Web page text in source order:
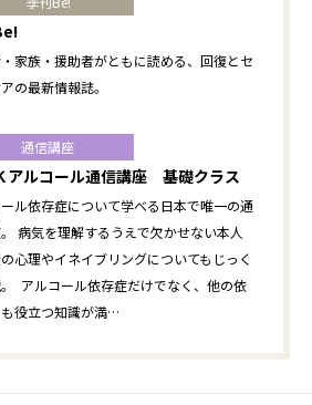
家族・援助者がともに読める、回復とセ
の最新情報誌。
通信講座
アルコール通信講座 基礎クラス
ル依存症について学べる日本で唯一の通
病気を理解するうえで欠かせない本人
心理やイネイブリングについてもじっく
。 アルコール依存症だけでなく、他の依
役立つ知識が満…